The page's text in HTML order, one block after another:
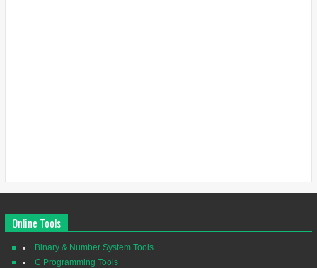
Online Tools
Binary & Number System Tools
C Programming Tools